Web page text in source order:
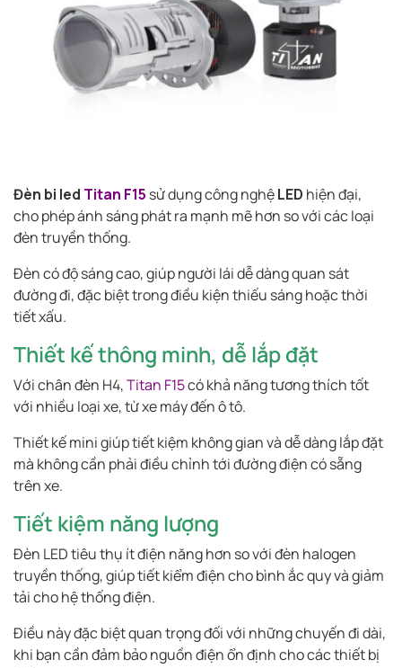
Đèn bi led Titan F15 sử dụng công nghệLED hiện đại,
cho phép ánh sáng phát ra mạnh mẽ hơn so với các loại
đèn truyền thống.
Đèn có độ sáng cao, giúp người lái dễ dàng quan sát
đường đi, đặc biệt trong điều kiện thiếu sáng hoặc thời
tiết xấu.
Thiết kế thông minh, dễ lắp đặt
Với chân đèn H4,Titan F15có khả năng tương thích tốt
với nhiều loại xe, từ xe máy đến ô tô.
Thiết kế mini giúp tiết kiệm không gian và dễ dàng lắp đặt
mà không cần phải điều chỉnh tới đường điện có sẵng
trên xe.
Tiết kiệm năng lượng
Đèn LED tiêu thụ ít điện năng hơn so với đèn halogen
truyền thống, giúp tiết kiểm điện cho bình ắc quy và giảm
tải cho hệ thống điện.
Điều này đặc biệt quan trọng đối với những chuyến đi dài,
khi bạn cần đảm bảo nguồn điện ổn định cho các thiết bị